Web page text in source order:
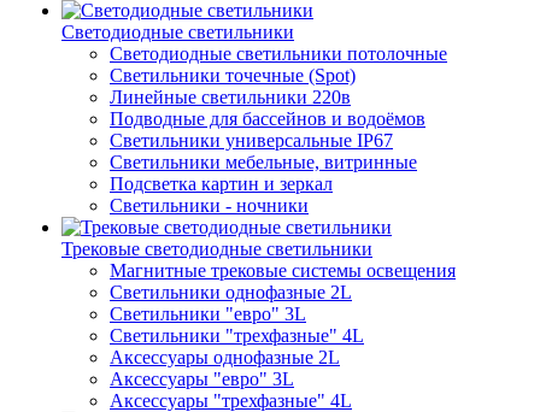
Светодиодные светильники
Светодиодные светильники потолочные
Светильники точечные (Spot)
Линейные светильники 220в
Подводные для бассейнов и водоёмов
Светильники универсальные IP67
Светильники мебельные, витринные
Подсветка картин и зеркал
Светильники - ночники
Трековые светодиодные светильники
Магнитные трековые системы освещения
Светильники однофазные 2L
Светильники "евро" 3L
Светильники "трехфазные" 4L
Аксессуары однофазные 2L
Аксессуары "евро" 3L
Аксессуары "трехфазные" 4L